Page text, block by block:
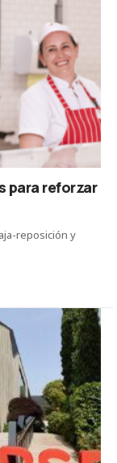
para reforzar
reposición y